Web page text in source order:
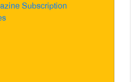
Subscription